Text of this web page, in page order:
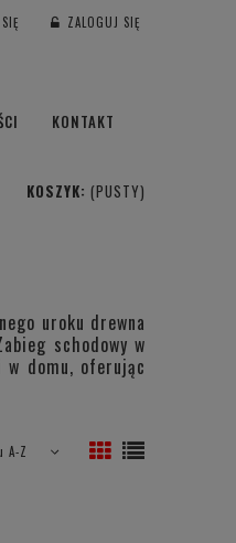
ZALOGUJ SIĘ
KONTAKT
KOSZYK: (PUSTY)
uroku drewna
schodowy w
domu, oferując
A-Z